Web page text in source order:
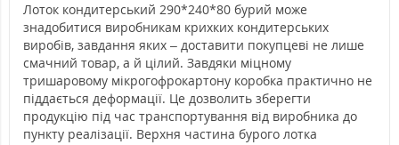
Лоток кондитерський 290*240*80 бурий може
знадобитися виробникам крихких кондитерських
виробів, завдання яких – доставити покупцеві не лише
смачний товар, а й цілий. Завдяки міцному
тришаровому мікрогофрокартону коробка практично не
піддається деформації. Це дозволить зберегти
продукцію під час транспортування від виробника до
пункту реалізації. Верхня частина бурого лотка